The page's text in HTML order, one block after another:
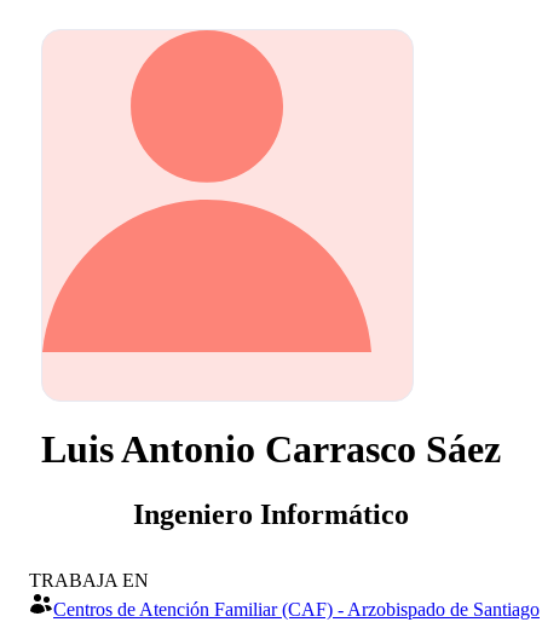
Luis Antonio Carrasco Sáez
Ingeniero Informático
TRABAJA EN
Centros de Atención Familiar (CAF) - Arzobispado de Santiago